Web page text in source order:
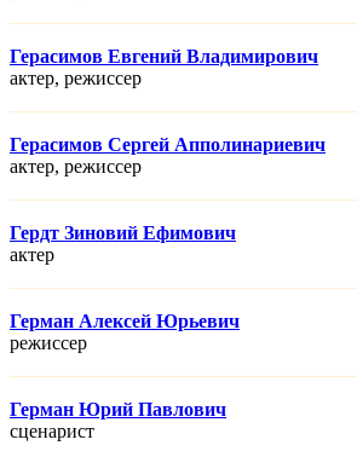
Герасимов Евгений Владимирович
актер, режисcер
Герасимов Сергей Апполинариевич
актер, режисcер
Гердт Зиновий Ефимович
актер
Герман Алексей Юрьевич
режисcер
Герман Юрий Павлович
сценарист